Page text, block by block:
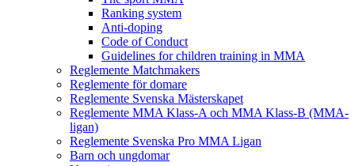
Ranking system
Anti-doping
Code of Conduct
Guidelines for children training in MMA
Reglemente Matchmakers
Reglemente för domare
Reglemente Svenska Mästerskapet
Reglemente MMA Klass-A och MMA Klass-B (MMA-
ligan)
Reglemente Svenska Pro MMA Ligan
Barn och ungdomar